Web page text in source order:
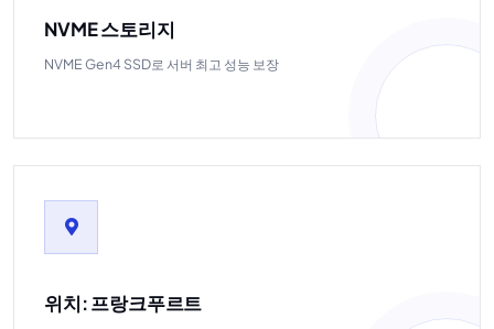
NVME 스토리지
NVME Gen4 SSD로 서버 최고 성능 보장
위치: 프랑크푸르트